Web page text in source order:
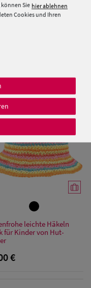
€
leichte Häkeln
für Kinder von Hut-
€
Sie hier ablehnen
Cookies und Ihren